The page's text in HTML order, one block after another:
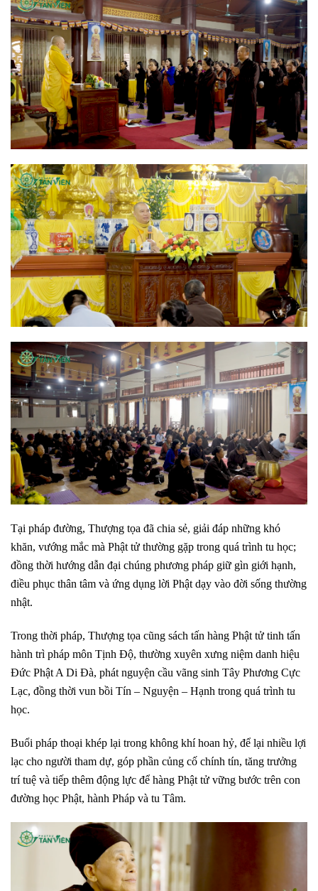
Tại pháp đường, Thượng tọa đã chia sẻ, giải đáp những khó
khăn, vướng mắc mà Phật tử thường gặp trong quá trình tu học;
đồng thời hướng dẫn đại chúng phương pháp giữ gìn giới hạnh,
điều phục thân tâm và ứng dụng lời Phật dạy vào đời sống thường
nhật.
Trong thời pháp, Thượng tọa cũng sách tấn hàng Phật tử tinh tấn
hành trì pháp môn Tịnh Độ, thường xuyên xưng niệm danh hiệu
Đức Phật A Di Đà, phát nguyện cầu vãng sinh Tây Phương Cực
Lạc, đồng thời vun bồi Tín – Nguyện – Hạnh trong quá trình tu
học.
Buổi pháp thoại khép lại trong không khí hoan hỷ, để lại nhiều lợi
lạc cho người tham dự, góp phần củng cố chính tín, tăng trưởng
trí tuệ và tiếp thêm động lực để hàng Phật tử vững bước trên con
đường học Phật, hành Pháp và tu Tâm.